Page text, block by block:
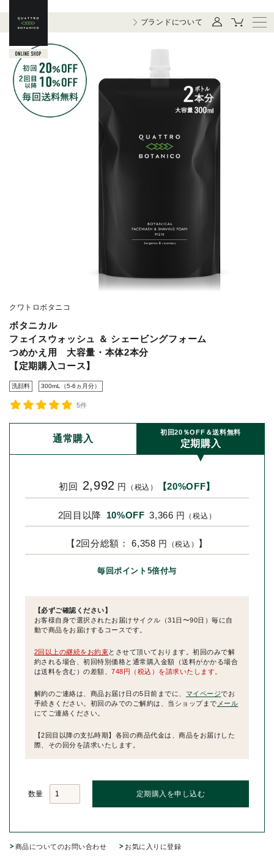
ブランドについて
クワトロボタニコ
ボタニカル
フェイスウォッシュ ＆ シェービングフォーム
つめかえ用 大容量・本体2本分
【定期購入コース】
洗顔料 300mL（5-6ヵ月分）
5件
通常購入
初回20％OFF＆送料無料
定期購入
初回 2,992 円 （税込） 【20%OFF】
2回目以降 10%OFF 3,366 円 （税込）
【2回分総額： 6,358 円 （税込） 】
毎回ポイント5倍付与
【必ずご確認ください】
お客様自身で選択されたお届けサイクル（31日〜90日）毎に自
動で商品をお届けするコースです。
2回以上の継続をお約束とさせて頂いております。初回のみで解
約される場合、初回特別価格と通常購入金額（送料がかかる場合
は送料を含む）の差額、748円（税込）を請求いたします。
解約のご連絡は、商品お届け日の5日前までに、 マイページでお
手続きください。初回のみでのご解約は、当ショップまで メール
にてご連絡ください。
【2回目以降の支払時期】各回の商品代金は、商品をお届けした
際、その回分を請求いたします。
数量
商品についてのお問い合わせ お気に入りに登録